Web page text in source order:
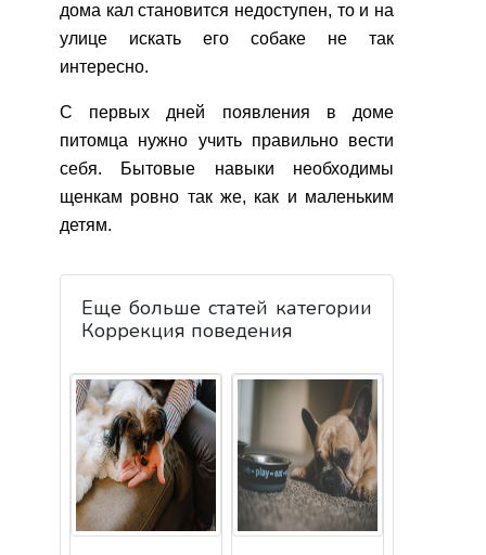
дома кал становится недоступен, то и на
улице искать его собаке не так
интересно.
С первых дней появления в доме
питомца нужно учить правильно вести
себя. Бытовые навыки необходимы
щенкам ровно так же, как и маленьким
детям.
Еще больше статей категории
Коррекция поведения